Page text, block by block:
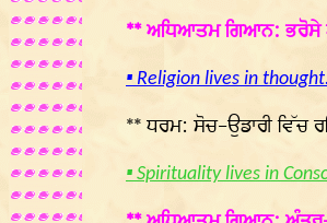
** ਅਧਿਆਤਮ ਗਿਆਨ: ਭਰੋਸੇ
▪ Religion lives in thought.
** ਧਰਮ: ਸੋਚ-ਉਡਾਰੀ ਵਿੱਚ
▪ Spirituality lives in